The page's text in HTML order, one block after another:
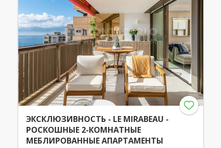
ЭКСКЛЮЗИВНОСТЬ - LE MIRABEAU -
РОСКОШНЫЕ 2-КОМНАТНЫЕ
МЕБЛИРОВАННЫЕ АПАРТАМЕНТЫ